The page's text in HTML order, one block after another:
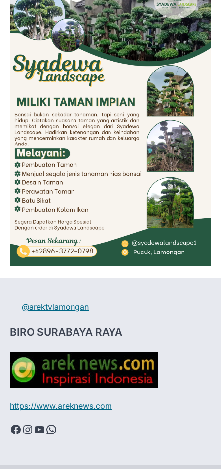
@arektvlamongan
BIRO SURABAYA RAYA
https://www.areknews.com
Facebook Instagram YouTube WhatsApp